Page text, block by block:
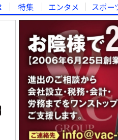
特集 エンタメ スポー